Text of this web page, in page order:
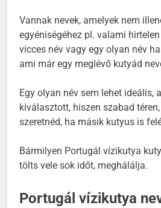
Vannak nevek, amelyek nem
egyéniségéhez pl. valami
vicces név vagy egy olyan név
ami már egy meglévő kutyád
Egy olyan név sem lehet ideális,
kiválasztott, hiszen szabad
szeretnéd, ha másik kutyus is
Bármilyen Portugál vízikutya
tölts vele sok időt, meghálálja.
Portugál vízikutya